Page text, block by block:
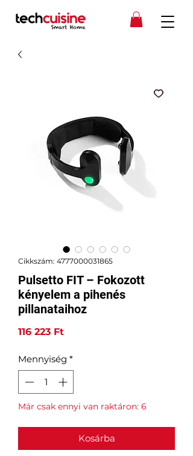
Cikkszám: 4777000031865
Pulsetto FIT – Fokozott
kényelem a pihenés
pillanataihoz
116 223 FtÁr
Mennyiség *
Már csak ennyi van raktáron: 6
Kosárba